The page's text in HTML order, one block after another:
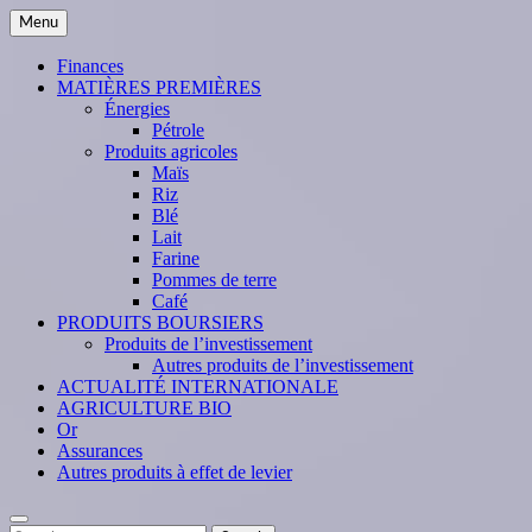
Skip
to
content
Menu
Finances
MATIÈRES PREMIÈRES
Énergies
Pétrole
Produits agricoles
Maïs
Riz
Blé
Lait
Farine
Pommes de terre
Café
PRODUITS BOURSIERS
Produits de l’investissement
Autres produits de l’investissement
ACTUALITÉ INTERNATIONALE
AGRICULTURE BIO
Or
Assurances
Autres produits à effet de levier
Search